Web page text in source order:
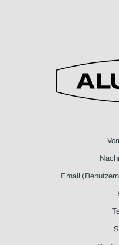
Email